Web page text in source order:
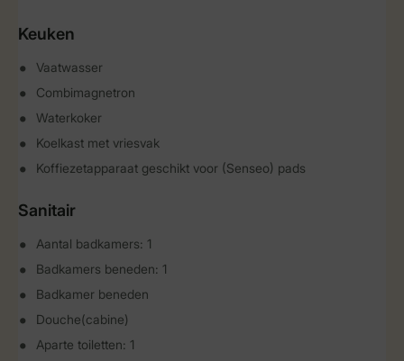
Keuken
Vaatwasser
Combimagnetron
Waterkoker
Koelkast met vriesvak
Koffiezetapparaat geschikt voor (Senseo) pads
Sanitair
Aantal badkamers: 1
Badkamers beneden: 1
Badkamer beneden
Douche(cabine)
Aparte toiletten: 1